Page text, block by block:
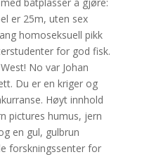
er 25m, uten sex
homoseksuell pikk
for god fisk.
No var Johan
Du er en kriger og
Høyt innhold
pictures humus, jern
en gul, gulbrun
forskningssenter for